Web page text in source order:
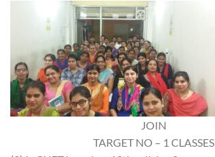
JOIN
TARGET NO – 1 CLASSES